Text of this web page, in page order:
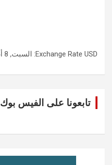
Exchange Rate USD : السبت, 8 أغسطس.
تابعونا على الفيس بوك